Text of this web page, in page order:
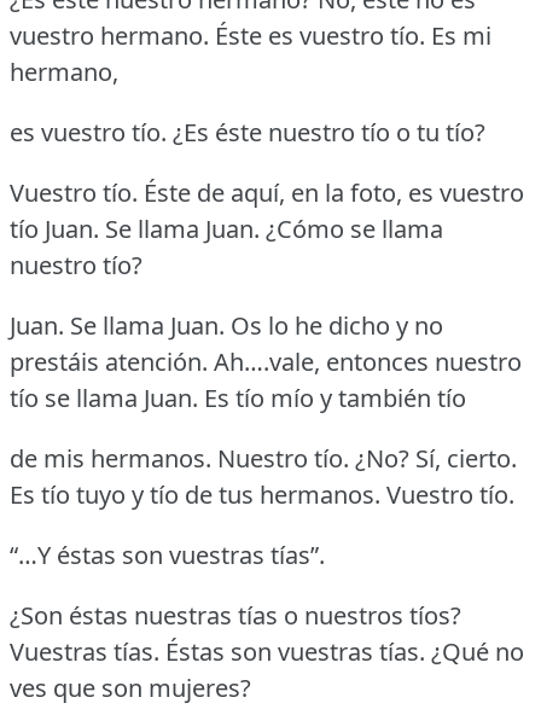
vuestro hermano. Éste es vuestro tío. Es mi
hermano,
es vuestro tío. ¿Es éste nuestro tío o tu tío?
Vuestro tío. Éste de aquí, en la foto, es vuestro
tío Juan. Se llama Juan. ¿Cómo se llama
nuestro tío?
Juan. Se llama Juan. Os lo he dicho y no
prestáis atención. Ah….vale, entonces nuestro
tío se llama Juan. Es tío mío y también tío
de mis hermanos. Nuestro tío. ¿No? Sí, cierto.
Es tío tuyo y tío de tus hermanos. Vuestro tío.
“…Y éstas son vuestras tías”.
¿Son éstas nuestras tías o nuestros tíos?
Vuestras tías. Éstas son vuestras tías. ¿Qué no
ves que son mujeres?